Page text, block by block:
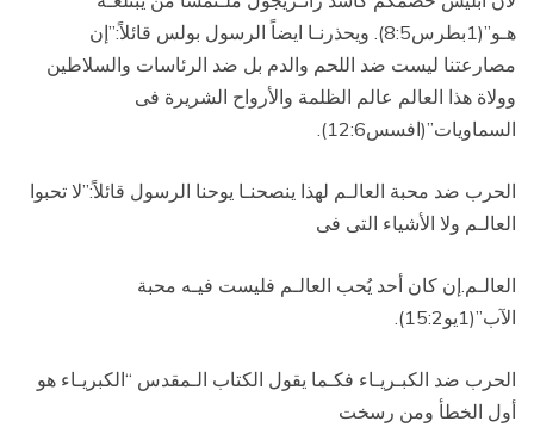
هـو”(1بطرس8:5). ويحذرنـا ايضاً الرسول بولس قائلاً:”إن
مصارعتنا ليست ضد اللحم والدم بل ضد الرئاسات والسلاطين
وولاة هذا العالم عالم الظلمة والأرواح الشريرة فى
السماويات”(افسس12:6).
الحرب ضد محبة العالـم لهذا ينصحنـا يوحنا الرسول قائلاً:”لا تحبوا
العالـم ولا الأشياء التى فى
العالـم.إن كان أحد يُحب العالـم فليست فيـه محبة
الآب”(1يو15:2).
الحرب ضد الكبـريـاء فكـما يقول الكتاب الـمقدس “الكبريـاء هو
أول الخطأ ومن رسخت